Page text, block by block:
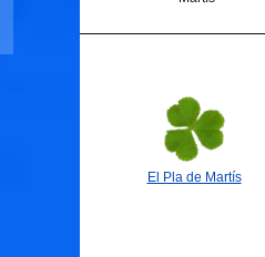
El Pla de Martís